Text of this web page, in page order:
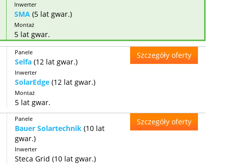
Inwerter
SMA (5 lat gwar.)
Montaż
5 lat gwar.
Panele
Selfa (12 lat gwar.)
Inwerter
SolarEdge (12 lat gwar.)
Montaż
5 lat gwar.
Szczegóły oferty
Panele
Bauer Solartechnik (10 lat
gwar.)
Inwerter
Steca Grid (10 lat gwar.)
Szczegóły oferty